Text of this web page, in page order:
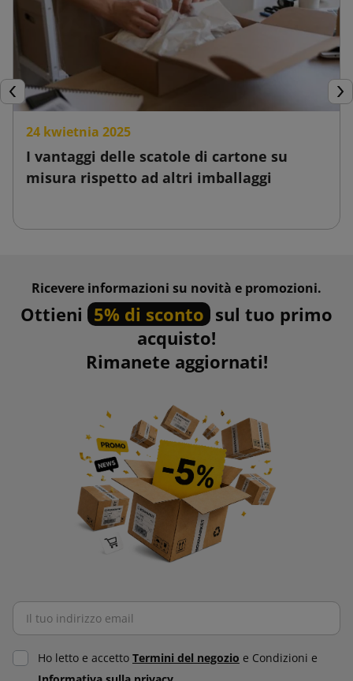
Precedente
24 kwietnia 2025
I vantaggi delle scatole di cartone su
misura rispetto ad altri imballaggi
Ricevere informazioni su novità e promozioni.
Ottieni 5% di sconto sul tuo primo
acquisto!
Rimanete aggiornati!
Ho letto e accetto Termini del negozio e Condizioni e